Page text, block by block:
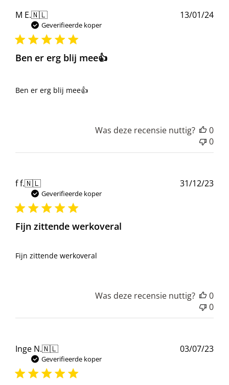
M E.🇳🇱
Geverifieerde koper
Ben er erg blij mee👍
Ben er erg blij mee👍
13/01/24
Was deze recensie nuttig?
0
0
f f.🇳🇱
Geverifieerde koper
Fijn zittende werkoveral
Fijn zittende werkoveral
31/12/23
Was deze recensie nuttig?
0
0
Inge N.🇳🇱
Geverifieerde koper
03/07/23